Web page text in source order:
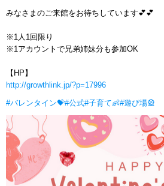
みなさまのご来館をお待ちしています‍💕💕
※1人1回限り
※1アカウントで兄弟姉妹分も参加OK
【HP】
http://growthlink.jp/?p=17996
#バレンタイン💝#公式#子育て👶#遊び場🎡